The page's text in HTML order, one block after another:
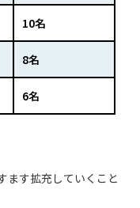
10名
8名
6名
ます拡充していくこと